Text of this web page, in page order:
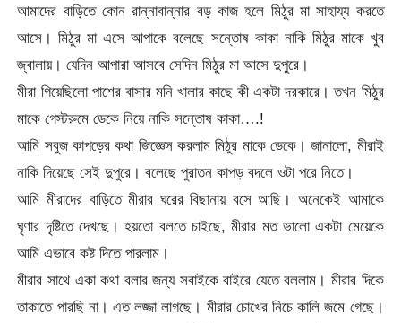
আমাদের বাড়িতে কোন রান্নাবান্নার বড় কাজ হলে মিঠুর মা সাহায্য করতে
আসে। মিঠুর মা এসে আপাকে বলেছে সন্তোষ কাকা নাকি মিঠুর মাকে খুব
জ্বালায়। যেদিন আপারা আসবে সেদিন মিঠুর মা আসে দুপুরে।
মীরা গিয়েছিলো পাশের বাসার মনি খালার কাছে কী একটা দরকারে। তখন মিঠুর
মাকে গেস্টরুমে ডেকে নিয়ে নাকি সন্তোষ কাকা….!
আমি সবুজ কাপড়ের কথা জিজ্ঞেস করলাম মিঠুর মাকে ডেকে। জানালো, মীরাই
নাকি দিয়েছে সেই দুপুরে। বলেছে পুরাতন কাপড় বদলে ওটা পরে নিতে।
আমি মীরাদের বাড়িতে মীরার ঘরের বিছানায় বসে আছি। অনেকেই আমাকে
ঘৃণার দৃষ্টিতে দেখছে। হয়তো বলতে চাইছে, মীরার মত ভালো একটা মেয়েকে
আমি এভাবে কষ্ট দিতে পারলাম।
মীরার সাথে একা কথা বলার জন্য সবাইকে বাইরে যেতে বললাম। মীরার দিকে
তাকাতে পারছি না। এত লজ্জা লাগছে। মীরার চোখের নিচে কালি জমে গেছে।